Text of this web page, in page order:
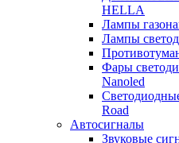
HELLA
Лампы
Лампы
Фары
Nanoled
Road
Автосигналы
Звуковые